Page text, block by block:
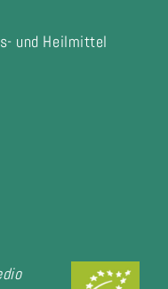
und Heilmittel